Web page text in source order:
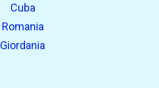
Cuba
Romania
Giordania